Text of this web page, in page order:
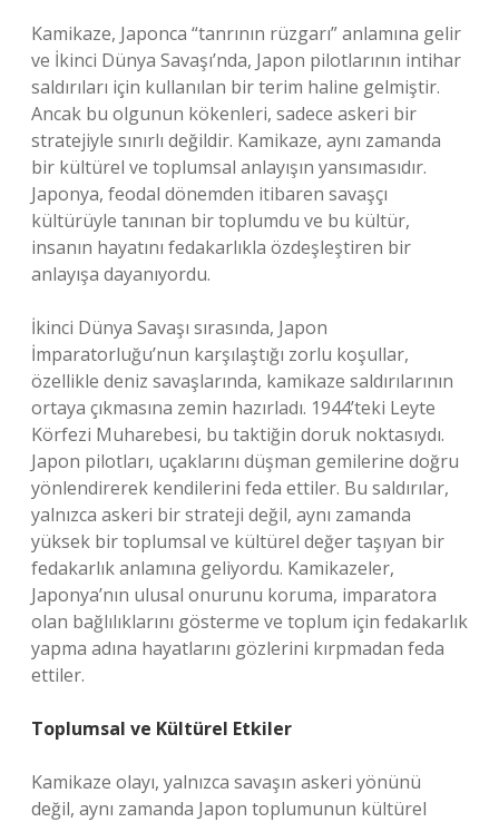
Kamikaze, Japonca “tanrının rüzgarı” anlamına gelir
ve İkinci Dünya Savaşı’nda, Japon pilotlarının intihar
saldırıları için kullanılan bir terim haline gelmiştir.
Ancak bu olgunun kökenleri, sadece askeri bir
stratejiyle sınırlı değildir. Kamikaze, aynı zamanda
bir kültürel ve toplumsal anlayışın yansımasıdır.
Japonya, feodal dönemden itibaren savaşçı
kültürüyle tanınan bir toplumdu ve bu kültür,
insanın hayatını fedakarlıkla özdeşleştiren bir
anlayışa dayanıyordu.
İkinci Dünya Savaşı sırasında, Japon
İmparatorluğu’nun karşılaştığı zorlu koşullar,
özellikle deniz savaşlarında, kamikaze saldırılarının
ortaya çıkmasına zemin hazırladı. 1944’teki Leyte
Körfezi Muharebesi, bu taktiğin doruk noktasıydı.
Japon pilotları, uçaklarını düşman gemilerine doğru
yönlendirerek kendilerini feda ettiler. Bu saldırılar,
yalnızca askeri bir strateji değil, aynı zamanda
yüksek bir toplumsal ve kültürel değer taşıyan bir
fedakarlık anlamına geliyordu. Kamikazeler,
Japonya’nın ulusal onurunu koruma, imparatora
olan bağlılıklarını gösterme ve toplum için fedakarlık
yapma adına hayatlarını gözlerini kırpmadan feda
ettiler.
Toplumsal ve Kültürel Etkiler
Kamikaze olayı, yalnızca savaşın askeri yönünü
değil, aynı zamanda Japon toplumunun kültürel